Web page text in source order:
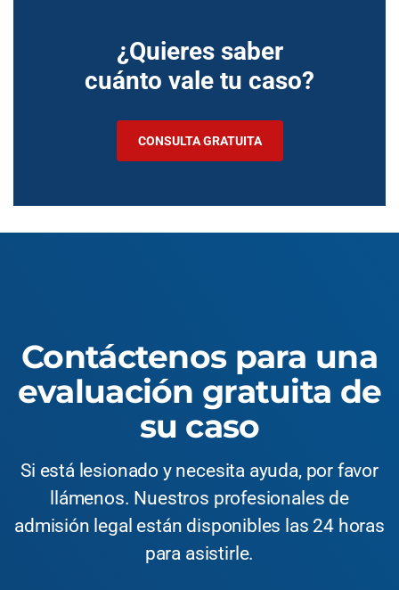
¿Quieres saber
cuánto vale tu caso?
CONSULTA GRATUITA
Contáctenos para una
evaluación gratuita de
su caso
Si está lesionado y necesita ayuda, por favor
llámenos. Nuestros profesionales de
admisión legal están disponibles las 24 horas
para asistirle.